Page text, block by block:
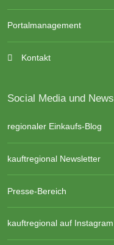
Portalmanagement
Kontakt
Social Media und News
regionaler Einkaufs-Blog
kauftregional Newsletter
Presse-Bereich
kauftregional auf Instagram